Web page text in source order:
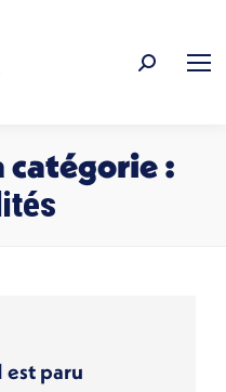
Recherche
catégorie :
est paru